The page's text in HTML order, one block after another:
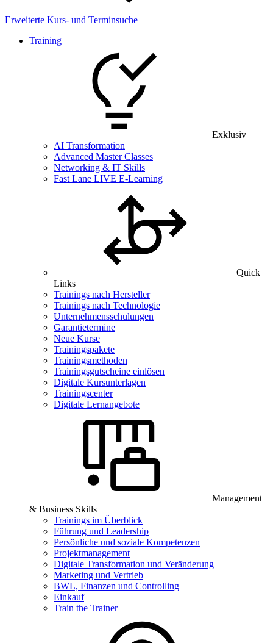
Erweiterte Kurs- und Terminsuche
Training
Exklusiv
AI Transformation
Advanced Master Classes
Networking & IT Skills
Fast Lane LIVE E-Learning
Quick
Links
Trainings nach Hersteller
Trainings nach Technologie
Unternehmensschulungen
Garantietermine
Neue Kurse
Trainingspakete
Trainingsmethoden
Trainingsgutscheine einlösen
Digitale Kursunterlagen
Trainingscenter
Digitale Lernangebote
Management
& Business Skills
Trainings im Überblick
Führung und Leadership
Persönliche und soziale Kompetenzen
Projektmanagement
Digitale Transformation und Veränderung
Marketing und Vertrieb
BWL, Finanzen und Controlling
Einkauf
Train the Trainer